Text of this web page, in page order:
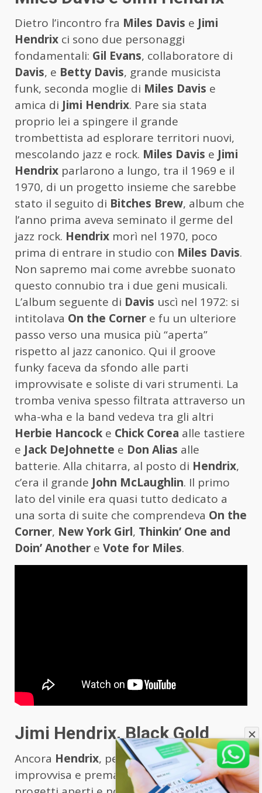
Dietro l’incontro fra Miles Davis e Jimi
Hendrix ci sono due personaggi
fondamentali: Gil Evans, collaboratore di
Davis, e Betty Davis, grande musicista
funk, seconda moglie di Miles Davis e
amica di Jimi Hendrix. Pare sia stata
proprio lei a spingere il grande
trombettista ad esplorare territori nuovi,
mescolando jazz e rock. Miles Davis e Jimi
Hendrix parlarono a lungo, tra il 1969 e il
1970, di un progetto insieme che sarebbe
stato il seguito di Bitches Brew, album che
l’anno prima aveva seminato il germe del
jazz rock. Hendrix morì nel 1970, poco
prima di entrare in studio con Miles Davis.
Non sapremo mai come avrebbe suonato
questo connubio tra i due geni musicali.
L’album seguente di Davis uscì nel 1972: si
intitolava On the Corner e fu un ulteriore
passo verso una musica più “aperta”
rispetto al jazz canonico. Qui il groove
funky faceva da sfondo alle parti
improvvisate e soliste di vari strumenti. La
tromba veniva spesso filtrata attraverso un
wha-wha e la band vedeva tra gli altri
Herbie Hancock e Chick Corea alle tastiere
e Jack DeJohnette e Don Alias alle
batterie. Alla chitarra, al posto di Hendrix,
c’era il grande John McLaughlin. Il primo
lato del vinile era quasi tutto dedicato a
una sorta di suite che comprendeva On the
Corner, New York Girl, Thinkin’ One and
Doin’ Another e Vote for Miles.
Jimi Hendrix, Black Gold
Ancora Hendrix, perché la sua morte
improvvisa e prematura ha lasciato diversi